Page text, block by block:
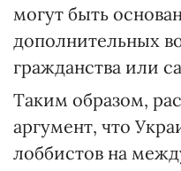
могут быть
дополнительных
гражданства или
Таким образом,
аргумент, что
лоббистов на